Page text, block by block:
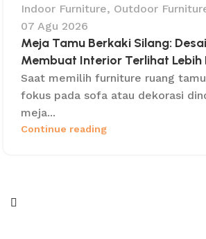
Indoor Furniture, Outdoor
07 Agu 2026
Meja Tamu Berkaki Silang:
Membuat Interior Terlihat Lebih
Saat memilih furniture ruang
fokus pada sofa atau dekorasi
meja...
Continue reading